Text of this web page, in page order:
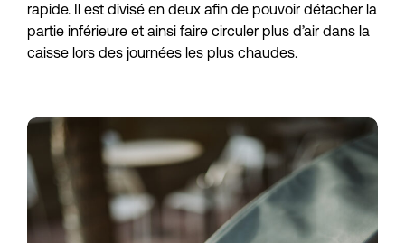
rapide. Il est divisé en deux afin de pouvoir détacher la
partie inférieure et ainsi faire circuler plus d’air dans la
caisse lors des journées les plus chaudes.